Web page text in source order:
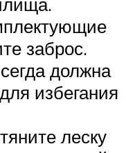
заброс.
должна
избегания
леску